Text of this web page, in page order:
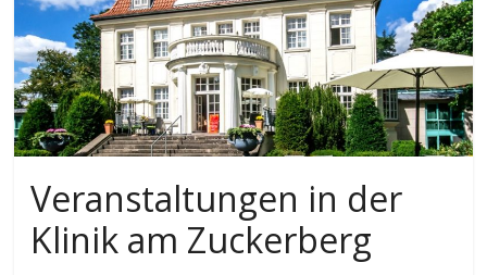
Veranstaltungen in der
Klinik am Zuckerberg